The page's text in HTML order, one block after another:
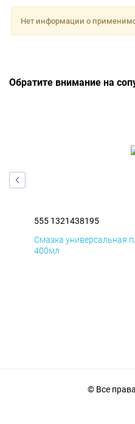
Нет информации о
Обратите внимание на
555 1321438195
Смазка универсальная
400мл
© Все